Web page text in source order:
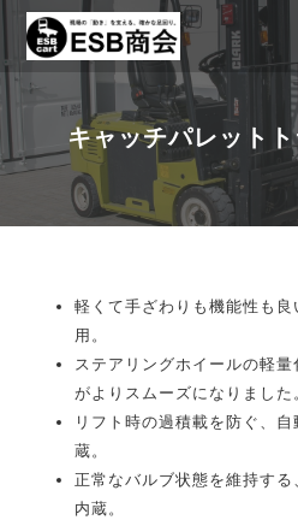
キャッチパレット
軽くて手ざわりも機能性も
用。
ステアリングホイールの軽
がよりスムーズになりました
リフト時の過積載を防ぐ、
蔵。
正常なバルブ状態を維持す
内蔵。